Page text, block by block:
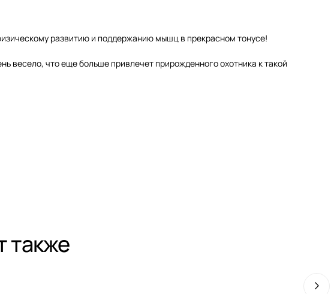
развитию и поддержанию мышц в прекрасном тонусе!
весело, что еще больше привлечет прирожденного охотника к такой
также